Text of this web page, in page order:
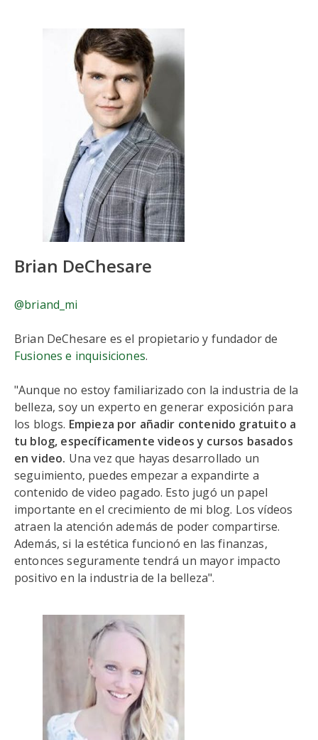
Brian DeChesare
@briand_mi
Brian DeChesare es el propietario y fundador de
Fusiones e inquisiciones.
"Aunque no estoy familiarizado con la industria de la
belleza, soy un experto en generar exposición para
los blogs. Empieza por añadir contenido gratuito a
tu blog, específicamente videos y cursos basados
en video. Una vez que hayas desarrollado un
seguimiento, puedes empezar a expandirte a
contenido de video pagado. Esto jugó un papel
importante en el crecimiento de mi blog. Los vídeos
atraen la atención además de poder compartirse.
Además, si la estética funcionó en las finanzas,
entonces seguramente tendrá un mayor impacto
positivo en la industria de la belleza".